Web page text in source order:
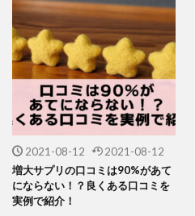
2021-08-12 2021-08-12
増大サプリの口コミは90%があて
にならない！？良くある口コミを
実例で紹介！